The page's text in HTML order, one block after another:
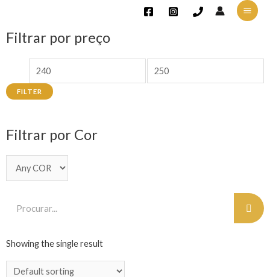
Filtrar por preço
FILTER
Filtrar por Cor
Showing the single result